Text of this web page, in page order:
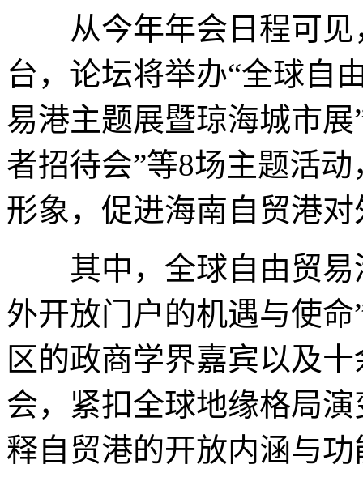
从今年年会日程可见
台，论坛将举办“全球自
易港主题展暨琼海城市
者招待会”等8场主题活
形象，促进海南自贸港
其中，全球自由贸易
外开放门户的机遇与使
区的政商学界嘉宾以及
会，紧扣全球地缘格局
释自贸港的开放内涵与